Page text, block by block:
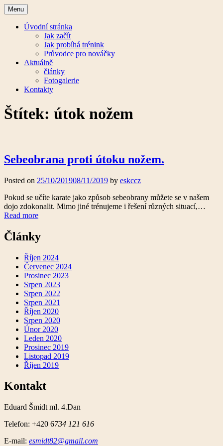
Skip
to
content
Menu
Úvodní stránka
Jak začít
Jak probíhá trénink
Průvodce pro nováčky
Aktuálně
články
Fotogalerie
Kontakty
ESKC
Enso Dojo – Karate klub Litoměřice
Štítek: útok nožem
Sebeobrana proti útoku nožem.
Posted on 25/10/201908/11/2019 by eskccz
Pokud se učíte karate jako způsob sebeobrany můžete se v našem
dojo zdokonalit. Mimo jiné trénujeme i řešení různých situací,…
Read moreSebeobrana
nožem.
Články
Říjen 2024
Červenec 2024
Prosinec 2023
Srpen 2023
Srpen 2022
Srpen 2021
Říjen 2020
Srpen 2020
Únor 2020
Leden 2020
Prosinec 2019
Listopad 2019
Říjen 2019
Kontakt
Eduard Šmidt ml. 4.Dan
Telefon: +420 6734 121 616
E-mail: esmidt82@gmail.com